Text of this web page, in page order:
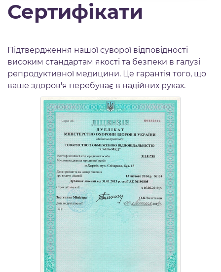
Сертифікати
Підтвердження нашої суворої відповідності
високим стандартам якості та безпеки в галузі
репродуктивної медицини. Це гарантія того, що
ваше здоров'я перебуває в надійних руках.